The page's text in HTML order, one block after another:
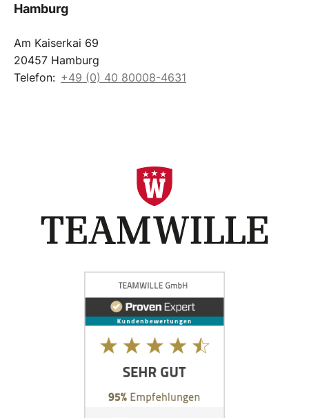
Hamburg
Am Kaiserkai 69
20457 Hamburg
Telefon: +49 (0) 40 80008-4631